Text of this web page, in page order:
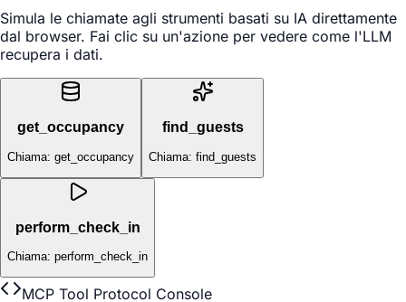
Simula le chiamate agli strumenti basati su IA direttamente
dal browser. Fai clic su un'azione per vedere come l'LLM
recupera i dati.
get_occupancy
Chiama: get_occupancy
find_guests
Chiama: find_guests
perform_check_in
Chiama: perform_check_in
MCP Tool Protocol Console